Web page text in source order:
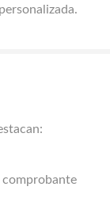
comprobante